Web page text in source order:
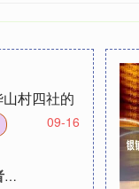
村四社的
09-16